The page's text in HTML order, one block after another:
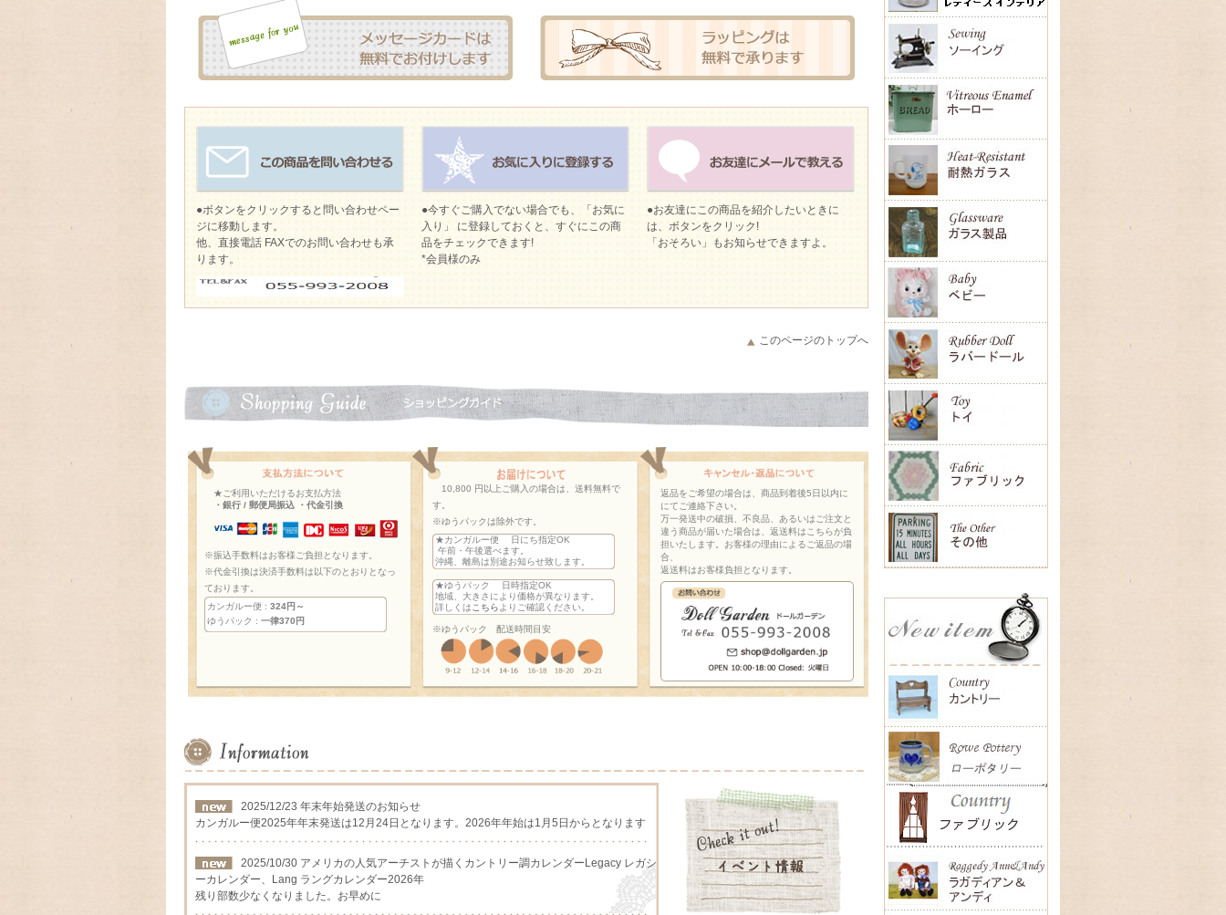
●ボタンをクリックすると問い合わせペー
ジに移動します。
他、直接電話 FAXでのお問い合わせも承
ります。
●今すぐご購入でない場合でも、「お気に
入り」 に登録しておくと、すぐにこの商
品をチェックできます!
*会員様のみ
●お友達にこの商品を紹介したいときに
は、ボタンをクリック!
「おそろい」もお知らせできますよ。
このページのトップへ
★ご利用いただけるお支払方法
・銀行 / 郵便局振込 ・代金引換
※振込手数料はお客様ご負担となります。
※代金引換は決済手数料は以下のとおりとなっ
ております。
カンガルー便 : 324円～
ゆうパック : 一律370円
10,800 円以上ご購入の場合は、送料無料で
す。
※ゆうパックは除外です。
★カンガルー便 日にち指定OK
午前・午後選べます。
沖縄、離島は別途お知らせ致します。
★ゆうパック 日時指定OK
地域、大きさにより価格が異なります。
詳しくは こちら よりご確認ください。
※ゆうパック 配送時間目安
返品をご希望の場合は、商品到着後5日以内に
にてご連絡下さい。
万一発送中の破損、不良品、あるいはご注文と
違う商品が届いた場合は、返送料はこちらが負
担いたします。お客様の理由によるご返品の場
合、
返送料はお客様負担となります。
2025/12/23 年末年始発送のお知らせ
カンガルー便2025年年末発送は12月24日となります。2026年年始は1月5日からとなります
2025/10/30 アメリカの人気アーチストが描くカントリー調カレンダーLegacy レガシ
ーカレンダー、Lang ラングカレンダー2026年
残り部数少なくなりました。お早めに